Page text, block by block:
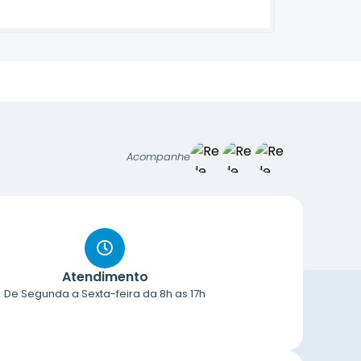
Acompanhe
Atendimento
De Segunda a Sexta-feira da 8h as 17h